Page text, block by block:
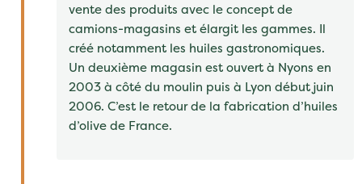
vente des produits avec leconcept de
camions-magasins et élargit les gammes. Il
créé notamment les huiles gastronomiques.
Un deuxième magasin est ouvert à Nyons en
2003 à côté du moulin puis à Lyon début juin
2006. C’est le retour de la fabrication d’huiles
d’olive de France.